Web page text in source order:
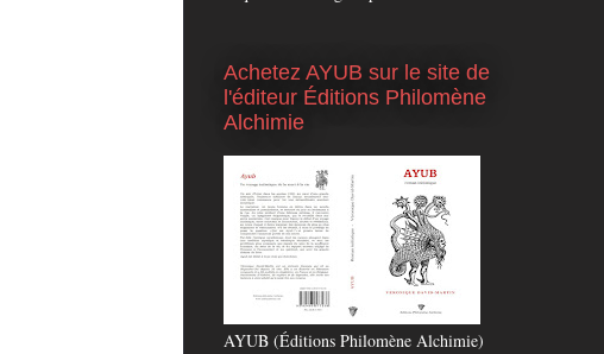
Achetez AYUB sur le site de
l'éditeur Éditions Philomène
Alchimie
AYUB (Éditions Philomène Alchimie)